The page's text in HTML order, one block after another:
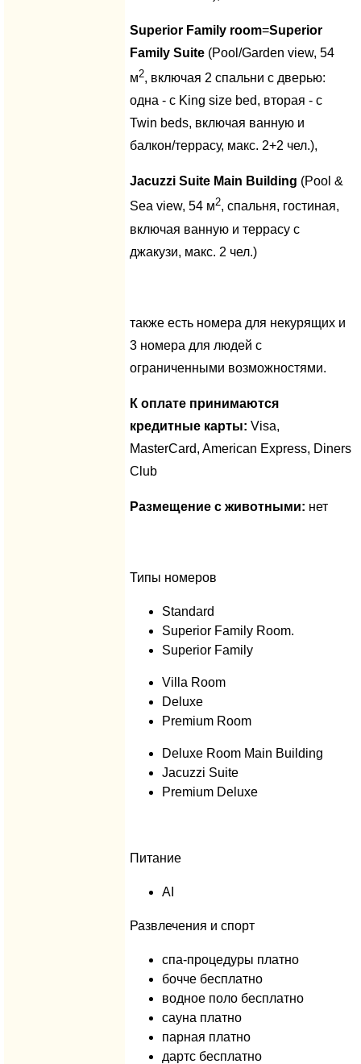
Superior Family room=Superior
Family Suite (Pool/Garden view, 54
м2, включая 2 cпальни с дверью:
одна - с King size bed, вторая - с
Twin beds, включая ванную и
балкон/террасу, макс. 2+2 чел.),
Jacuzzi Suite Main Building (Pool &
Sea view, 54 м2, cпальня, гостиная,
включая ванную и террасу с
джакузи, макс. 2 чел.)
также есть номера для некурящих и
3 номера для людей с
ограниченными возможностями.
К оплате принимаются
кредитные карты: Visa,
MasterCard, American Express, Diners
Club
Размещение с животными: нет
Типы номеров
Standard
Superior Family Room.
Superior Family
Villa Room
Deluxe
Premium Room
Deluxe Room Main Building
Jacuzzi Suite
Premium Deluxe
Питание
AI
Развлечения и спорт
спа-процедуры платно
бочче бесплатно
водное поло бесплатно
сауна платно
парная платно
дартс бесплатно